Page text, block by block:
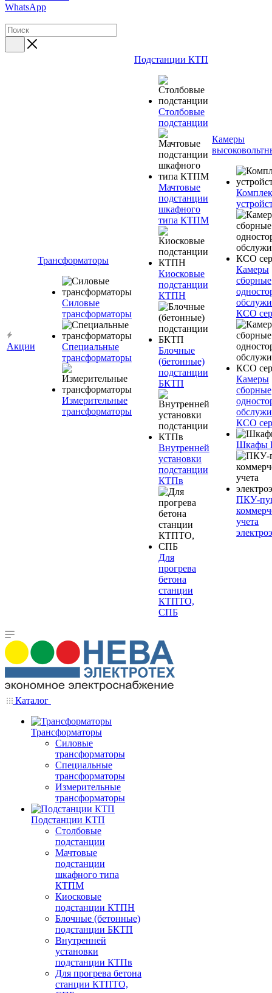
WhatsApp
Акции
Трансформаторы
Силовые
трансформаторы
Специальные
трансформаторы
Измерительные
трансформаторы
Подстанции КТП
Столбовые
подстанции
Мачтовые
подстанции
шкафного
типа КТПМ
Киосковые
подстанции
КТПН
Блочные
(бетонные)
подстанции
БКТП
Внутренней
установки
подстанции
КТПв
Для
прогрева
бетона
станции
КТПТО,
СПБ
Камеры
Камеры
сборные
КСО
Камеры
сборные
КСО
Шкафы
ПКУ-
учета
Каталог
Трансформаторы
Силовые
трансформаторы
Специальные
трансформаторы
Измерительные
трансформаторы
Подстанции КТП
Столбовые
подстанции
Мачтовые
подстанции
шкафного типа
КТПМ
Киосковые
подстанции КТПН
Блочные (бетонные)
подстанции БКТП
Внутренней
установки
подстанции КТПв
Для прогрева бетона
станции КТПТО,